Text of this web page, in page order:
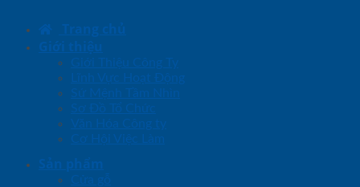
Trang chủ
Giới thiệu
Giới Thiệu Công Ty
Lĩnh Vực Hoạt Động
Sứ Mệnh Tầm Nhìn
Sơ Đồ Tổ Chức
Văn Hóa Công ty
Cơ Hội Việc Làm
Sản phẩm
Cửa gỗ